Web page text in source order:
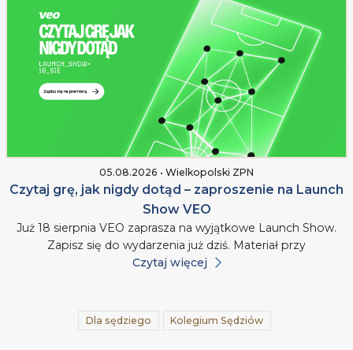
05.08.2026 • Wielkopolski ZPN
Czytaj grę, jak nigdy dotąd – zaproszenie na Launch
Show VEO
Już 18 sierpnia VEO zaprasza na wyjątkowe Launch Show.
Zapisz się do wydarzenia już dziś. Materiał przy
Czytaj więcej
Dla sędziego Kolegium Sędziów